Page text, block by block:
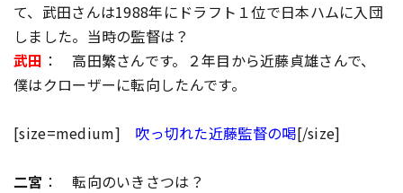
て、武田さんは1988年にドラフト１位で日本ハムに入団
しました。当時の監督は？
武田 ： 高田繁さんです。２年目から近藤貞雄さんで、
僕はクローザーに転向したんです。
[size=medium] 吹っ切れた近藤監督の喝[/size]
二宮 ： 転向のいきさつは？